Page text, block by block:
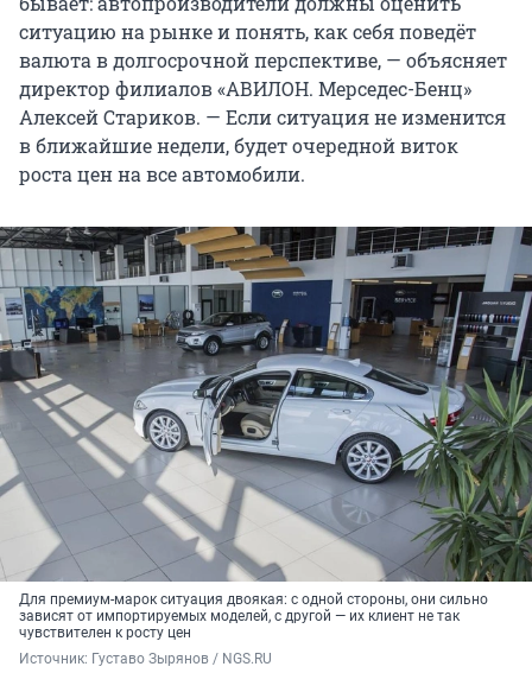
ситуацию на рынке и понять, как себя поведёт
валюта в долгосрочной перспективе, — объясняет
директор филиалов «АВИЛОН. Мерседес-Бенц»
Алексей Стариков. — Если ситуация не изменится
в ближайшие недели, будет очередной виток
роста цен на все автомобили.
Для премиум-марок ситуация двоякая: с одной стороны, они сильно
зависят от импортируемых моделей, с другой — их клиент не так
чувствителен к росту цен
Источник: Густаво Зырянов / NGS.RU